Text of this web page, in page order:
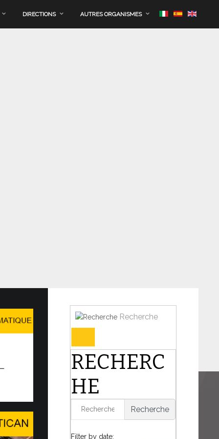
DIRECTIONS AUTRES ORGANISMES
et l’AI for Good Glob…
DIALOGUE DANS UN MONDE EN
de l’histoire, le Pape Léon XIV a
du Saint-Siège...
Recherche
RECHERC
HE
Recherche
Filter by date: